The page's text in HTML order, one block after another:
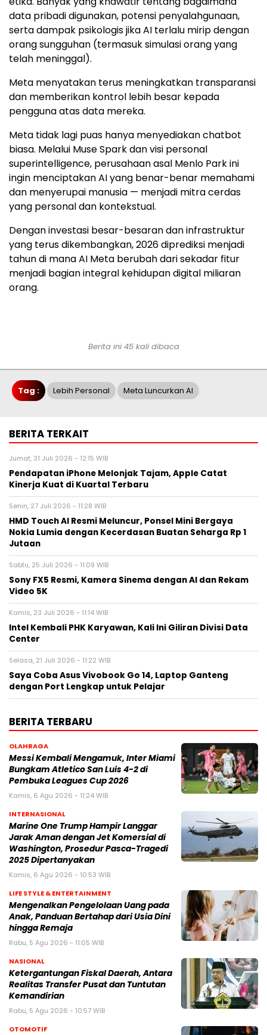
data pribadi digunakan, potensi penyalahgunaan,
serta dampak psikologis jika AI terlalu mirip dengan
orang sungguhan (termasuk simulasi orang yang
telah meninggal).
Meta menyatakan terus meningkatkan transparansi
dan memberikan kontrol lebih besar kepada
pengguna atas data mereka.
Meta tidak lagi puas hanya menyediakan chatbot
biasa. Melalui Muse Spark dan visi personal
superintelligence, perusahaan asal Menlo Park ini
ingin menciptakan AI yang benar-benar memahami
dan menyerupai manusia — menjadi mitra cerdas
yang personal dan kontekstual.
Dengan investasi besar-besaran dan infrastruktur
yang terus dikembangkan, 2026 diprediksi menjadi
tahun di mana AI Meta berubah dari sekadar fitur
menjadi bagian integral kehidupan digital miliaran
orang.
Berita ini 45 kali dibaca
Tag : Lebih Personal Meta Luncurkan AI
BERITA TERKAIT
Jumat, 31 Juli 2026 - 12:15 WIB
Pendapatan iPhone Melonjak Tajam, Apple Catat
Kinerja Kuat di Kuartal Terbaru
Senin, 27 Juli 2026 - 11:28 WIB
HMD Touch AI Resmi Meluncur, Ponsel Mini Bergaya
Nokia Lumia dengan Kecerdasan Buatan Seharga Rp 1
Jutaan
Sabtu, 25 Juli 2026 - 11:09 WIB
Sony FX5 Resmi, Kamera Sinema dengan AI dan Rekam
Video 5K
Kamis, 23 Juli 2026 - 11:14 WIB
Intel Kembali PHK Karyawan, Kali Ini Giliran Divisi Data
Center
Selasa, 21 Juli 2026 - 11:22 WIB
Saya Coba Asus Vivobook Go 14, Laptop Ganteng
dengan Port Lengkap untuk Pelajar
BERITA TERBARU
OLAHRAGA
Messi Kembali Mengamuk, Inter Miami
Bungkam Atletico San Luis 4-2 di
Pembuka Leagues Cup 2026
Kamis, 6 Agu 2026 - 11:24 WIB
INTERNASIONAL
Marine One Trump Hampir Langgar
Jarak Aman dengan Jet Komersial di
Washington, Prosedur Pasca-Tragedi
2025 Dipertanyakan
Kamis, 6 Agu 2026 - 10:53 WIB
LIFE STYLE & ENTERTAINMENT
Mengenalkan Pengelolaan Uang pada
Anak, Panduan Bertahap dari Usia Dini
hingga Remaja
Rabu, 5 Agu 2026 - 11:05 WIB
NASIONAL
Ketergantungan Fiskal Daerah, Antara
Realitas Transfer Pusat dan Tuntutan
Kemandirian
Rabu, 5 Agu 2026 - 10:57 WIB
OTOMOTIF